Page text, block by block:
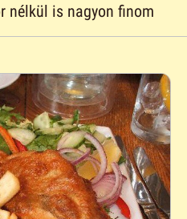
nélkül is nagyon finom